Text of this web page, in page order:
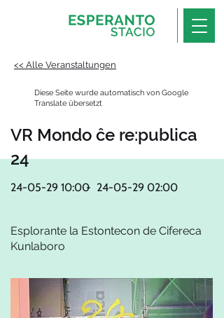
<< Alle Veranstaltungen
Diese Seite wurde automatisch von Google
Translate übersetzt
24-05-29 10:00- 24-05-29 02:00
Esplorante la Estontecon de Cifereca
Kunlaboro
VR Mondo ĉe re:publica
24